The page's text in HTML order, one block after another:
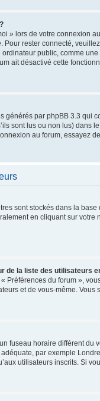
» lors de votre connexion
Pour rester connecté,
public, comme
ait désactivé cette
générés par phpBB 3.3
sont lus ou non lus)
au forum, essayez
sont stockés dans la
en cliquant sur
de la liste des utilisateurs
Préférences du forum »,
et de vous-même.
fuseau horaire différent
par exemple
utilisateurs inscrits. Si